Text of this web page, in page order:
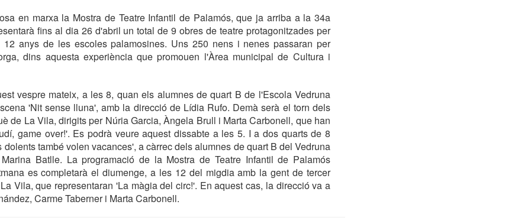
en marxa la Mostra de Teatre Infantil de Palamós, que ja arriba a la 34a
fins al dia 26 d'abril un total de 9 obres de teatre protagonitzades per
anys de les escoles palamosines. Uns 250 nens i nenes passaran per
dins aquesta experiència que promouen l'Àrea municipal de Cultura i
vespre mateix, a les 8, quan els alumnes de quart B de l'Escola Vedruna
'Nit sense lluna', amb la direcció de Lídia Rufo. Demà serà el torn dels
de La Vila, dirigits per Núria Garcia, Àngela Brull i Marta Carbonell, que han
game over!'. Es podrà veure aquest dissabte a les 5. I a dos quarts de 8
també volen vacances', a càrrec dels alumnes de quart B del Vedruna
Batlle. La programació de la Mostra de Teatre Infantil de Palamós
es completarà el diumenge, a les 12 del migdia amb la gent de tercer
Vila, que representaran 'La màgia del circ!'. En aquest cas, la direcció va a
Carme Taberner i Marta Carbonell.